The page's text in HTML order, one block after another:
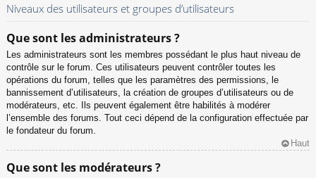
Niveaux des utilisateurs et groupes d’utilisateurs
Que sont les administrateurs ?
Les administrateurs sont les membres possédant le plus haut niveau de
contrôle sur le forum. Ces utilisateurs peuvent contrôler toutes les
opérations du forum, telles que les paramètres des permissions, le
bannissement d’utilisateurs, la création de groupes d’utilisateurs ou de
modérateurs, etc. Ils peuvent également être habilités à modérer
l’ensemble des forums. Tout ceci dépend de la configuration effectuée par
le fondateur du forum.
Haut
Que sont les modérateurs ?